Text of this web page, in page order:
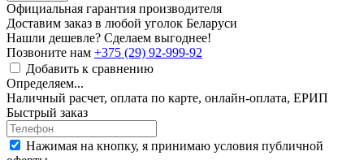
Официальная гарантия производителя
Доставим заказ в любой уголок Беларуси
Нашли дешевле? Сделаем выгоднее!
Позвоните нам +375 (29) 92-999-92
Добавить к сравнению
Определяем...
Наличный расчет, оплата по карте, онлайн-оплата, ЕРИП
Быстрый заказ
Нажимая на кнопку, я принимаю условия публичной